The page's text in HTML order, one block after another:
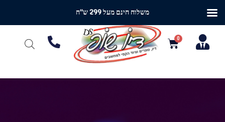
משלוח חינם מעל 299 ש"ח